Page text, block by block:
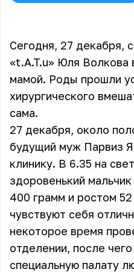
Сегодня, 27 декабря,
«t.A.T.u» Юля Волкова
мамой. Роды прошли
хирургического
сама.
27 декабря, около
будущий муж Парвиз
клинику. В 6.35 на
здоровенький
400 грамм и ростом
чувствуют себя
некоторое время
отделении, после
специальную палату